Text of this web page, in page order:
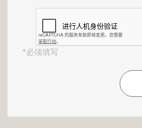
*必须填写